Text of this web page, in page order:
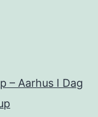
– Aarhus I Dag